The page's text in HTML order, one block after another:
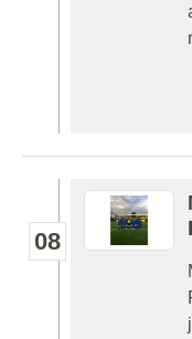
08